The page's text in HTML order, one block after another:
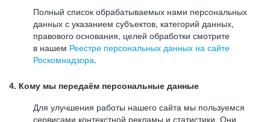
Полный список обрабатываемых нами персональных
данных с указанием субъектов, категорий данных,
правового основания, целей обработки смотрите
в нашем Реестре персональных данных на сайте
Роскомнадзора.
4. Кому мы передаём персональные данные
Для улучшения работы нашего сайта мы пользуемся
сервисами контекстной рекламы и статистики. Они